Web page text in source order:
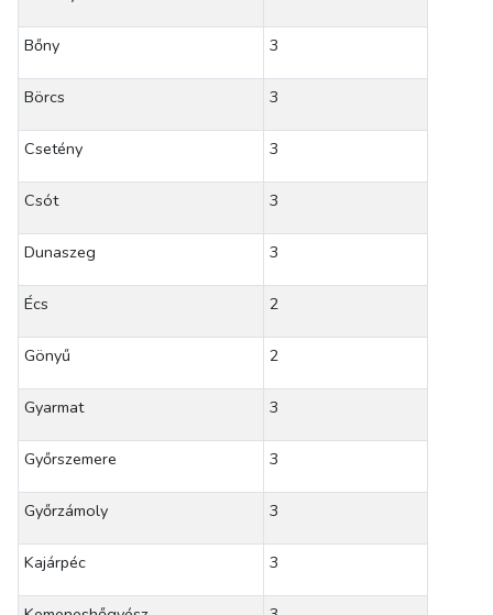
Bőny 3
Börcs 3
Csetény 3
Csót 3
Dunaszeg 3
Écs 2
Gönyű 2
Gyarmat 3
Győrszemere 3
Győrzámoly 3
Kajárpéc 3